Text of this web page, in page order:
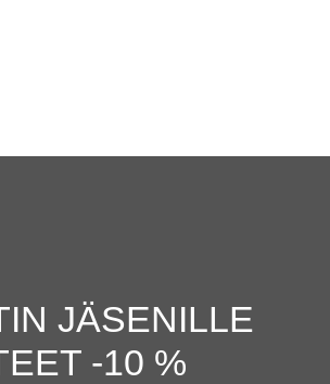
JÄSENILLE
-10 %